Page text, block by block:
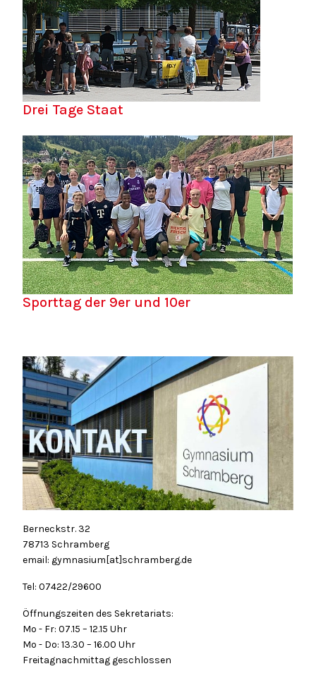
Drei Tage Staat
Sporttag der 9er und 10er
Berneckstr. 32
78713 Schramberg
email: gymnasium[at]schramberg.de
Tel: 07422/29600
Öffnungszeiten des Sekretariats:
Mo - Fr: 07.15 – 12.15 Uhr
Mo - Do: 13.30 – 16.00 Uhr
Freitagnachmittag geschlossen